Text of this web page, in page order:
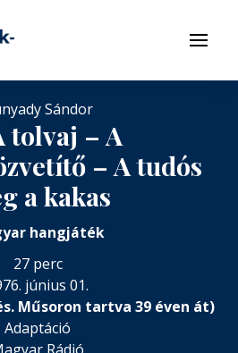
Menü
Sándor
tolvaj – A
– A tudós
a kakas
hangjáték
27 perc
június 01.
Műsoron tartva 39 éven át)
Adaptáció